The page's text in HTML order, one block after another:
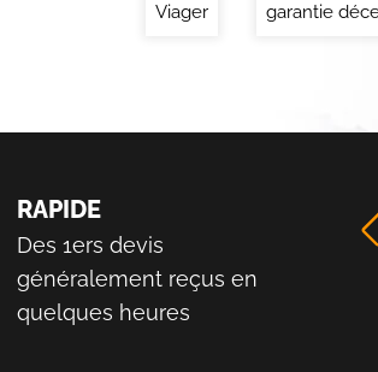
Viager garantie
RAPIDE
Des 1ers devis
généralement reçus en
quelques heures